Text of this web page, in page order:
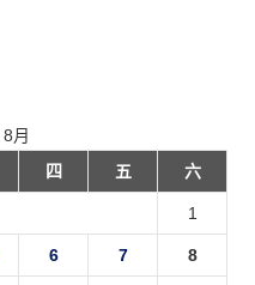
月
四 五 六
1
6 7 8